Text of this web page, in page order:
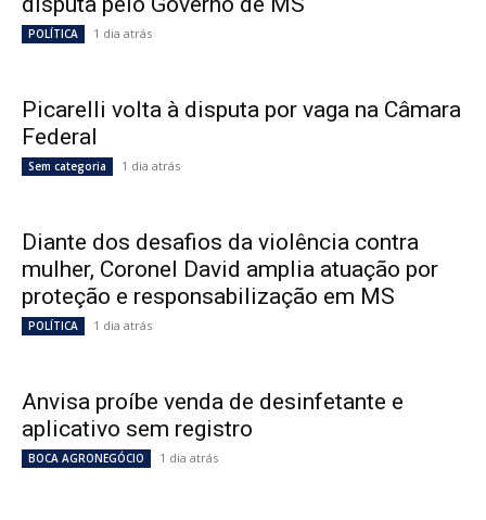
POLÍTICA 1 dia atrás
Picarelli volta à disputa por vaga na Câmara
Federal
Sem categoria 1 dia atrás
Diante dos desafios da violência contra
mulher, Coronel David amplia atuação por
proteção e responsabilização em MS
POLÍTICA 1 dia atrás
Anvisa proíbe venda de desinfetante e
aplicativo sem registro
BOCA AGRONEGÓCIO 1 dia atrás